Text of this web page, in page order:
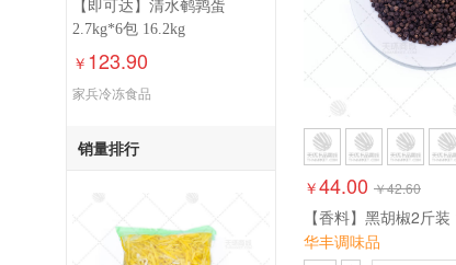
【即可达】清水鹌鹑蛋
2.7kg*6包 16.2kg
￥ 123.90
家兵冷冻食品
销量排行
￥44.00 ￥42.60
华丰调味品